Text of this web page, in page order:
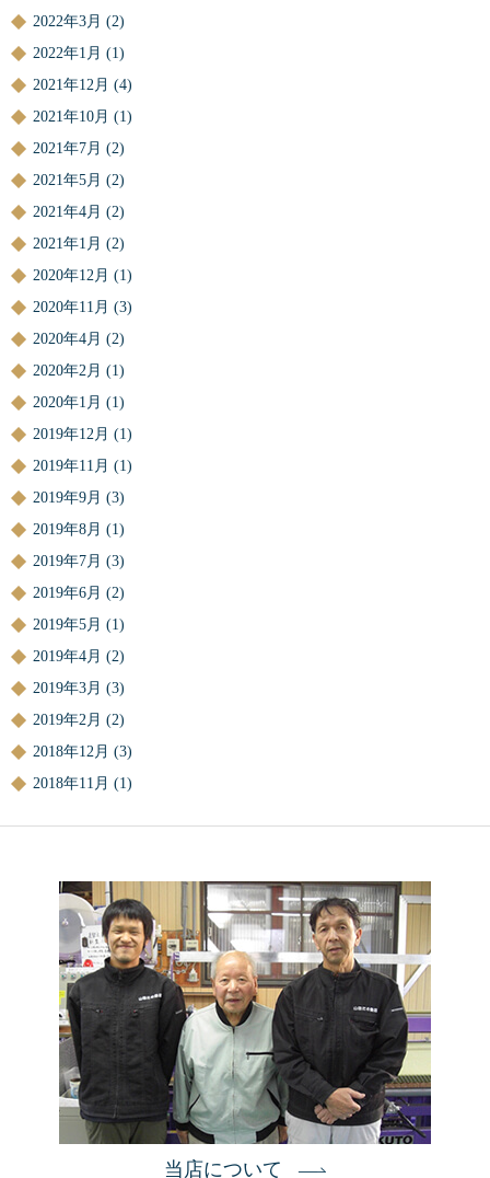
2022年3月 (2)
2022年1月 (1)
2021年12月 (4)
2021年10月 (1)
2021年7月 (2)
2021年5月 (2)
2021年4月 (2)
2021年1月 (2)
2020年12月 (1)
2020年11月 (3)
2020年4月 (2)
2020年2月 (1)
2020年1月 (1)
2019年12月 (1)
2019年11月 (1)
2019年9月 (3)
2019年8月 (1)
2019年7月 (3)
2019年6月 (2)
2019年5月 (1)
2019年4月 (2)
2019年3月 (3)
2019年2月 (2)
2018年12月 (3)
2018年11月 (1)
当店について